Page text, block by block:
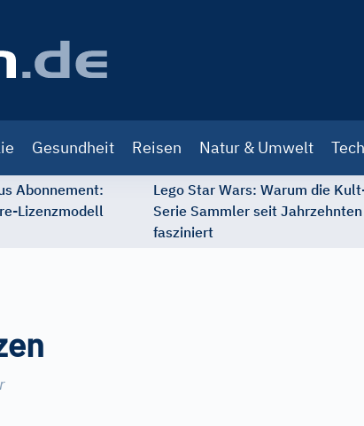
Gesundheit Reisen Natur & Umwelt
Abonnement:
Lizenzmodell
Lego Star Wars: Warum die
Serie Sammler seit Jahrzehnten
fasziniert